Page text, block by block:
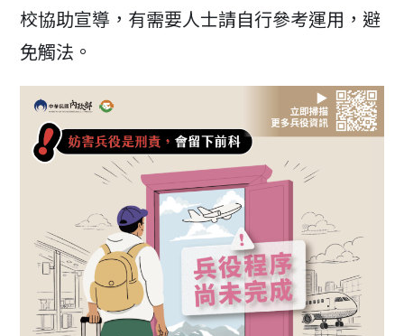
校協助宣導，有需要人士請自行參考運用，避
免觸法。